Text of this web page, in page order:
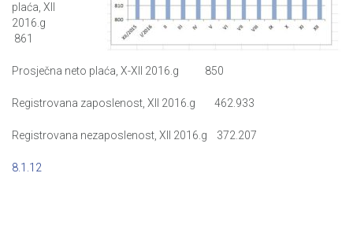
plaća, XII
2016.g
861
Prosječna neto plaća, X-XII 2016.g 850
Registrovana zaposlenost, XII 2016.g 462.933
Registrovana nezaposlenost, XII 2016.g 372.207
8.1.12